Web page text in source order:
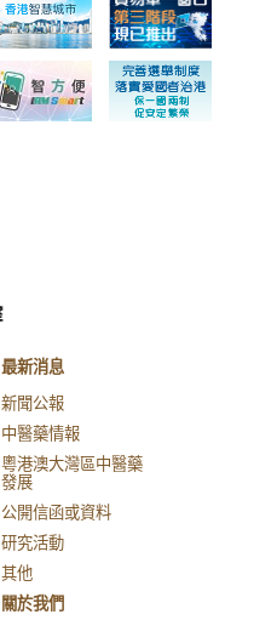
最新消息
新聞公報
中醫藥情報
粵港澳大灣區中醫藥
發展
公開信函或資料
研究活動
其他
關於我們